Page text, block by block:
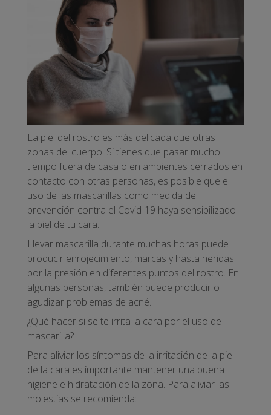
La piel del rostro es más delicada que otras
zonas del cuerpo. Si tienes que pasar mucho
tiempo fuera de casa o en ambientes cerrados en
contacto con otras personas, es posible que el
uso de las mascarillas como medida de
prevención contra el Covid-19 haya sensibilizado
la piel de tu cara.
Llevar mascarilla durante muchas horas puede
producir enrojecimiento, marcas y hasta heridas
por la presión en diferentes puntos del rostro. En
algunas personas, también puede producir o
agudizar problemas de acné.
¿Qué hacer si se te irrita la cara por el uso de
mascarilla?
Para aliviar los síntomas de la irritación de la piel
de la cara es importante mantener una buena
higiene e hidratación de la zona. Para aliviar las
molestias se recomienda: